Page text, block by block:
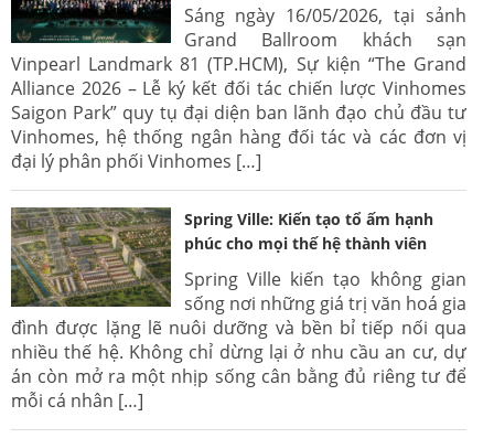
Sáng ngày 16/05/2026, tại sảnh
Grand Ballroom khách sạn
Vinpearl Landmark 81 (TP.HCM), Sự kiện “The Grand
Alliance 2026 – Lễ ký kết đối tác chiến lược Vinhomes
Saigon Park” quy tụ đại diện ban lãnh đạo chủ đầu tư
Vinhomes, hệ thống ngân hàng đối tác và các đơn vị
đại lý phân phối Vinhomes […]
Spring Ville: Kiến tạo tổ ấm hạnh
phúc cho mọi thế hệ thành viên
Spring Ville kiến tạo không gian
sống nơi những giá trị văn hoá gia
đình được lặng lẽ nuôi dưỡng và bền bỉ tiếp nối qua
nhiều thế hệ. Không chỉ dừng lại ở nhu cầu an cư, dự
án còn mở ra một nhịp sống cân bằng đủ riêng tư để
mỗi cá nhân […]